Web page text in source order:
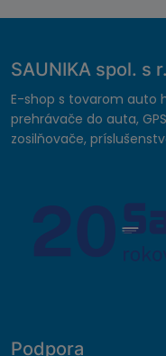
SAUNIKA spol. s
E-shop s tovarom auto
prehrávače do auta,
zosilňovače,
Podpora